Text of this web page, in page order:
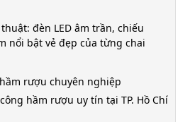
đèn LED âm trần, chiếu
nổi bật vẻ đẹp của từng chai
rượu chuyên nghiệp
hầm rượu uy tín tại TP. Hồ Chí